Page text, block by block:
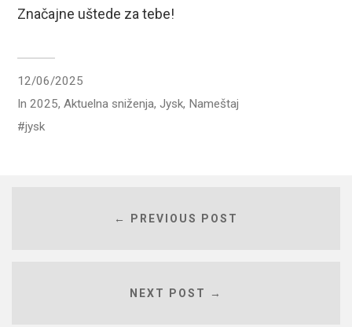
Značajne uštede za tebe!
12/06/2025
In2025,Aktuelna sniženja,Jysk, Nameštaj
jysk
← PREVIOUS POST
NEXT POST →